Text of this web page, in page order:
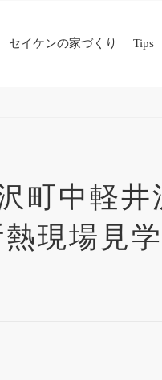
セイケンの家づくり Tips
町中軽井
現場見